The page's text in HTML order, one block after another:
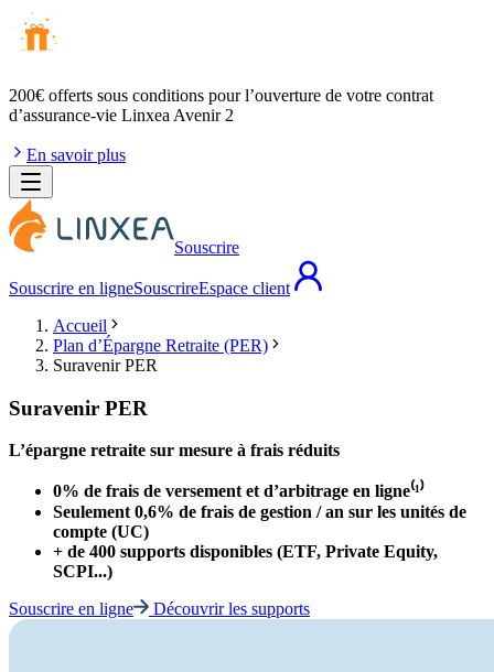
200€ offerts sous conditions pour l’ouverture de votre contrat
d’assurance-vie Linxea Avenir 2
En savoir plus
Souscrire
Souscrire en ligneSouscrireEspace client
Accueil
Plan d’Épargne Retraite (PER)
Suravenir PER
Suravenir PER
L’épargne retraite sur mesure à frais réduits
0% de frais de versement et d’arbitrage en ligne⁽¹⁾
Seulement 0,6% de frais de gestion / an sur les unités de
compte (UC)
+ de 400 supports disponibles (ETF, Private Equity,
SCPI...)
Souscrire en ligne
Découvrir les supports